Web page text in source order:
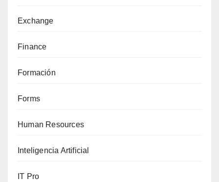
Exchange
Finance
Formación
Forms
Human Resources
Inteligencia Artificial
IT Pro